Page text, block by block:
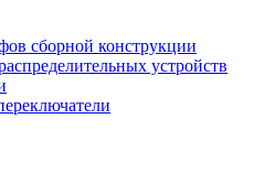
сборной конструкции
устройств